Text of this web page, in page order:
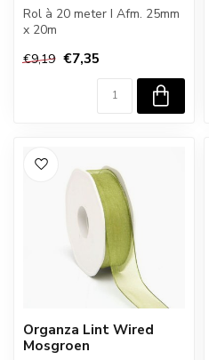
Rol à 20 meter I Afm. 25mm
x 20m
€9,19 €7,35
Organza Lint Wired
Mosgroen